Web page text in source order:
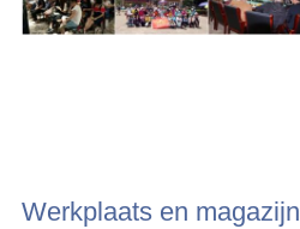
Werkplaats en magazijn